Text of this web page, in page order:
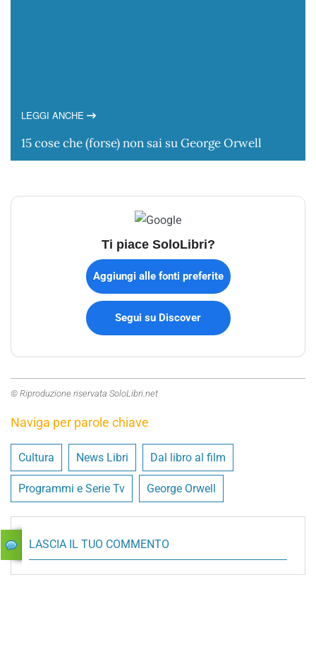
LEGGI ANCHE
15 cose che (forse) non sai su George Orwell
Ti piace SoloLibri?
Aggiungi alle fonti preferite
Segui su Discover
© Riproduzione riservata SoloLibri.net
Naviga per parole chiave
Cultura News Libri Dal libro al film
Programmi e Serie Tv George Orwell
LASCIA IL TUO COMMENTO